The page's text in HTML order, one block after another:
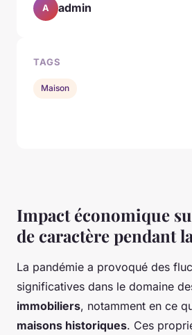
Impact économique
de caractère pendant
La pandémie a provoqué des
significatives dans le domaine
immobiliers, notamment en ce
maisons historiques. Ces
A admin
TAGS
Maison